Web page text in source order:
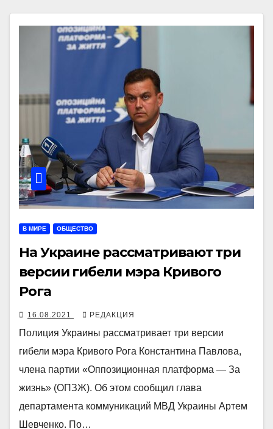
В МИРЕ ОБЩЕСТВО
На Украине рассматривают три
версии гибели мэра Кривого
Рога
16.08.2021 РЕДАКЦИЯ
Полиция Украины рассматривает три версии
гибели мэра Кривого Рога Константина Павлова,
члена партии «Оппозиционная платформа — За
жизнь» (ОПЗЖ). Об этом сообщил глава
департамента коммуникаций МВД Украины Артем
Шевченко. По…